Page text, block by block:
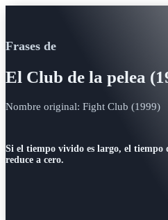
Frases de
El Club de la pelea
Nombre original: Fight Club (1999)
Si el tiempo vivido es largo, el tiempo
reduce a cero.